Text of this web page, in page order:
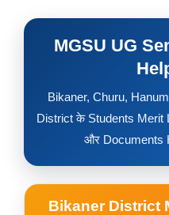
MGSU UG
Bikaner, Churu,
District के Students Merit
और Documents
Bikaner District